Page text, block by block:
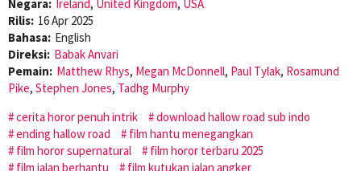
Negara: Ireland, United Kingdom, USA
Rilis: 16 Apr 2025
Bahasa: English
Direksi: Babak Anvari
Pemain: Matthew Rhys, Megan McDonnell, Paul Tylak, Rosamund
Pike, Stephen Jones, Tadhg Murphy
cerita horor penuh intrik
download hallow road sub indo
ending hallow road
film hantu menegangkan
film horor supernatural
film horor terbaru 2025
film jalan berhantu
film kutukan jalan angker